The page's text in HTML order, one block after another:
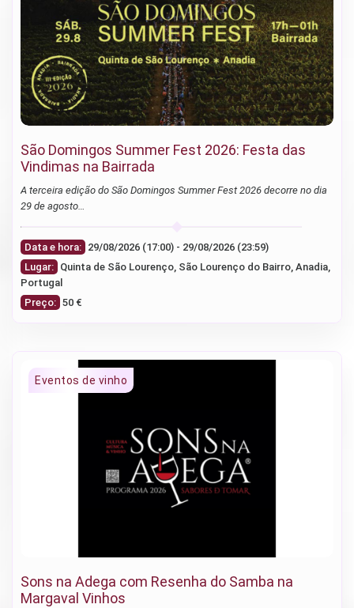
São Domingos Summer Fest 2026: Festa das
Vindimas na Bairrada
A terceira edição do São Domingos Summer Fest 2026 decorre no dia
29 de agosto…
Data e hora:
29/08/2026 (17:00) - 29/08/2026 (23:59)
Lugar: Quinta de São Lourenço, São Lourenço do Bairro, Anadia,
Portugal
Preço: 50 €
Sons na Adega com Resenha do Samba na
Margaval Vinhos